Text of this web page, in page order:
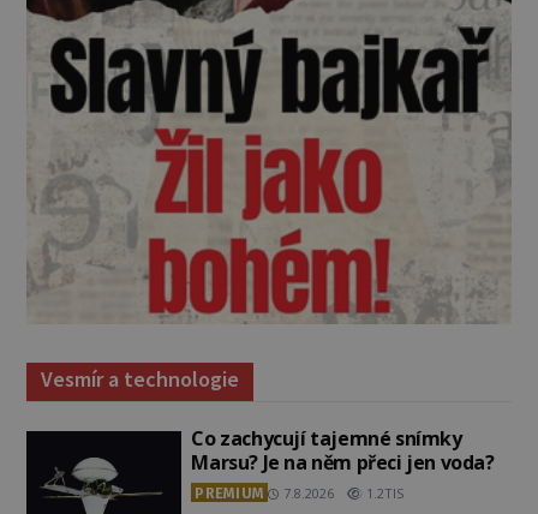
Vesmír a technologie
Co zachycují tajemné snímky
Marsu? Je na něm přeci jen voda?
PREMIUM 7.8.2026 1.2TIS